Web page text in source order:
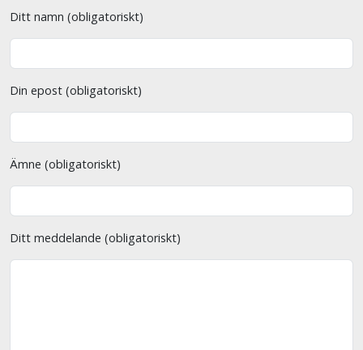
Ditt namn (obligatoriskt)
Din epost (obligatoriskt)
Ämne (obligatoriskt)
Ditt meddelande (obligatoriskt)